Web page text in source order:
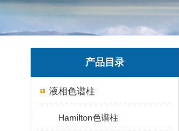
产品目录
液相色谱柱
Hamilton色谱柱